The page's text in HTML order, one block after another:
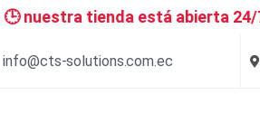
nuestra tienda está abierta
info@cts-solutions.com.ec